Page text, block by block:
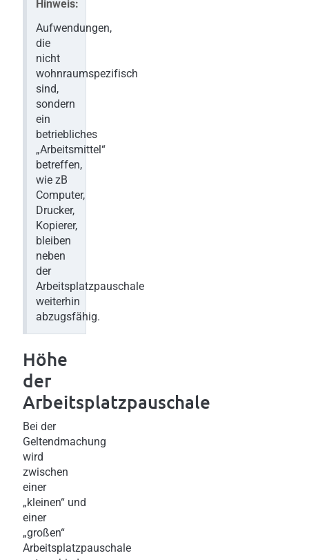
Hinweis:
Aufwendungen,
die
nicht
wohnraumspezifisch
sind,
sondern
ein
betriebliches
„Arbeitsmittel“
betreffen,
wie zB
Computer,
Drucker,
Kopierer,
bleiben
neben
der
Arbeitsplatzpauschale
weiterhin
abzugsfähig.
Höhe
der
Arbeitsplatzpauschale
Bei der
Geltendmachung
wird
zwischen
einer
„kleinen“ und
einer
„großen“
Arbeitsplatzpauschale